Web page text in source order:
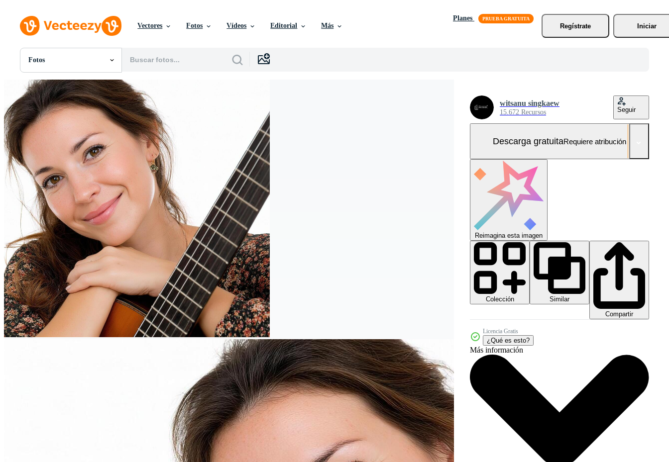
Vectores Fotos Vídeos Editorial Más
Planes
Regístrate
Iniciar
Fotos
Todas Imágenes
Fotos
PNGs
PSDs
SVGs
Plantillas
Gráficos en Movimiento
Imágenes Editoriales
Eventos Editoriales
witsanu singkaew
15.672 Recursos Seguir
Descarga gratuitaRequiere atribución
Reimagina esta imagen
Colección
Similar
Compartir
Licencia Gratis
¿Qué es esto?
Más información